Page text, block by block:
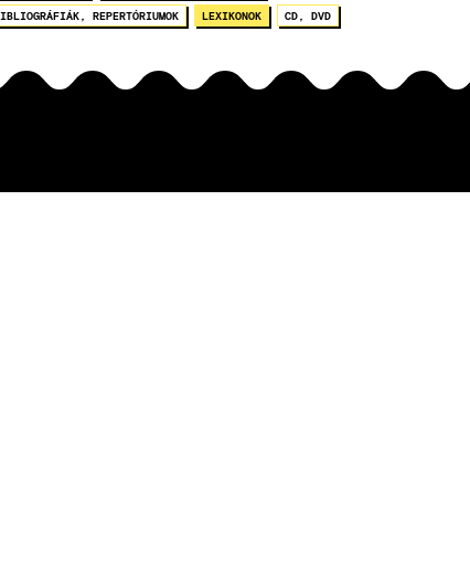
REPERTÓRIUMOK LEXIKONOK CD, DVD